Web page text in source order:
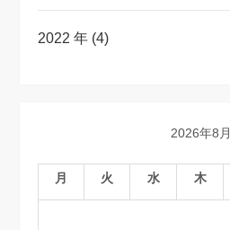
2022 年 (4)
2026年8月
月 火 水 木